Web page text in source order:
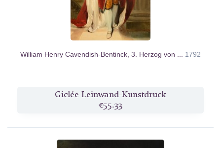
William Henry Cavendish-Bentinck, 3. Herzog von ... 1792
Giclée Leinwand-Kunstdruck
€55.33